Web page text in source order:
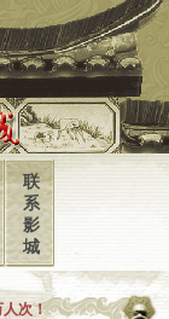
联
系
影
城
次！